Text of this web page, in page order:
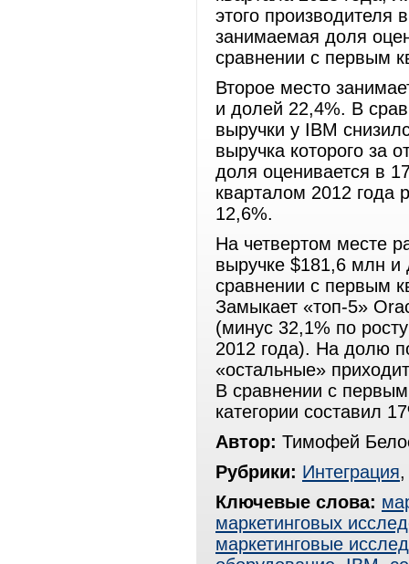
этого производителя
занимаемая доля
сравнении с первым
Второе место
и долей 22,4%. В
выручки у IBM
выручка которого за
доля оценивается в
кварталом 2012 года
12,6%.
На четвертом месте
выручке $181,6 млн и
сравнении с первым
Замыкает «топ-5»
(минус 32,1% по
2012 года). На долю
«остальные»
В сравнении с
категории составил
Автор: Тимофей
Рубрики: Интеграция
Ключевые слова:
маркетинговых
маркетинговые